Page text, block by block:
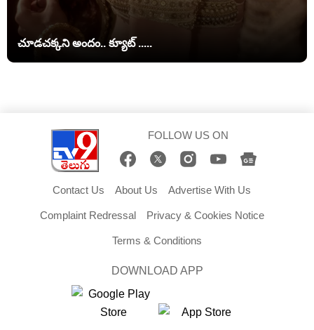
చూడచక్కని అందం.. క్యూట్ .....
FOLLOW US ON
Contact Us About Us Advertise With Us
Complaint Redressal Privacy & Cookies Notice
Terms & Conditions
DOWNLOAD APP